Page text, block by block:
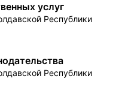
услуг
Республики
Республики